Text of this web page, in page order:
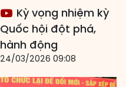
Kỳ vọng nhiệm kỳ
Quốc hội đột phá,
hành động
24/03/2026 09:08